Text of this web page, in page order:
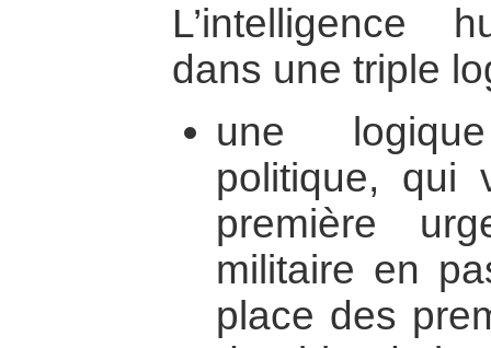
L’intelligence
dans une triple
une
politique, qui
première
militaire en
place des